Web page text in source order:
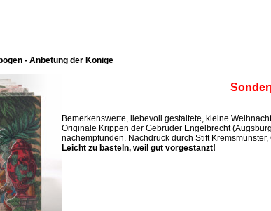
- Anbetung der Könige
Bemerkenswerte, liebevoll gestaltete, kleine
Originale Krippen der Gebrüder Engelbrecht
nachempfunden. Nachdruck durch Stift Kremsmünster,
Leicht zu basteln, weil gut vorgestanzt!